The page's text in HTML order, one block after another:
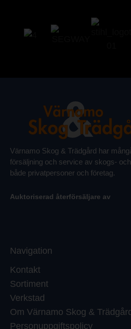
Värnamo Skog & Trädgård har
försäljning och service av skogs-
både privatpersoner och företag.
Auktoriserad återförsäljare av
Navigation
Kontakt
Sortiment
Verkstad
Om Värnamo Skog &
Personuppgiftspolicy